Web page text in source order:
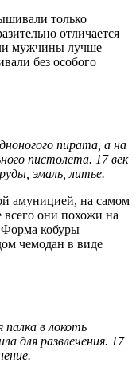
только
отличается
мужчины лучше
без особого
пирата, а на
пистолета. 17 век
эмаль, литье.
амуницией, на самом
всего они похожи на
кобуры
чемодан в виде
в локоть
для развлечения. 17